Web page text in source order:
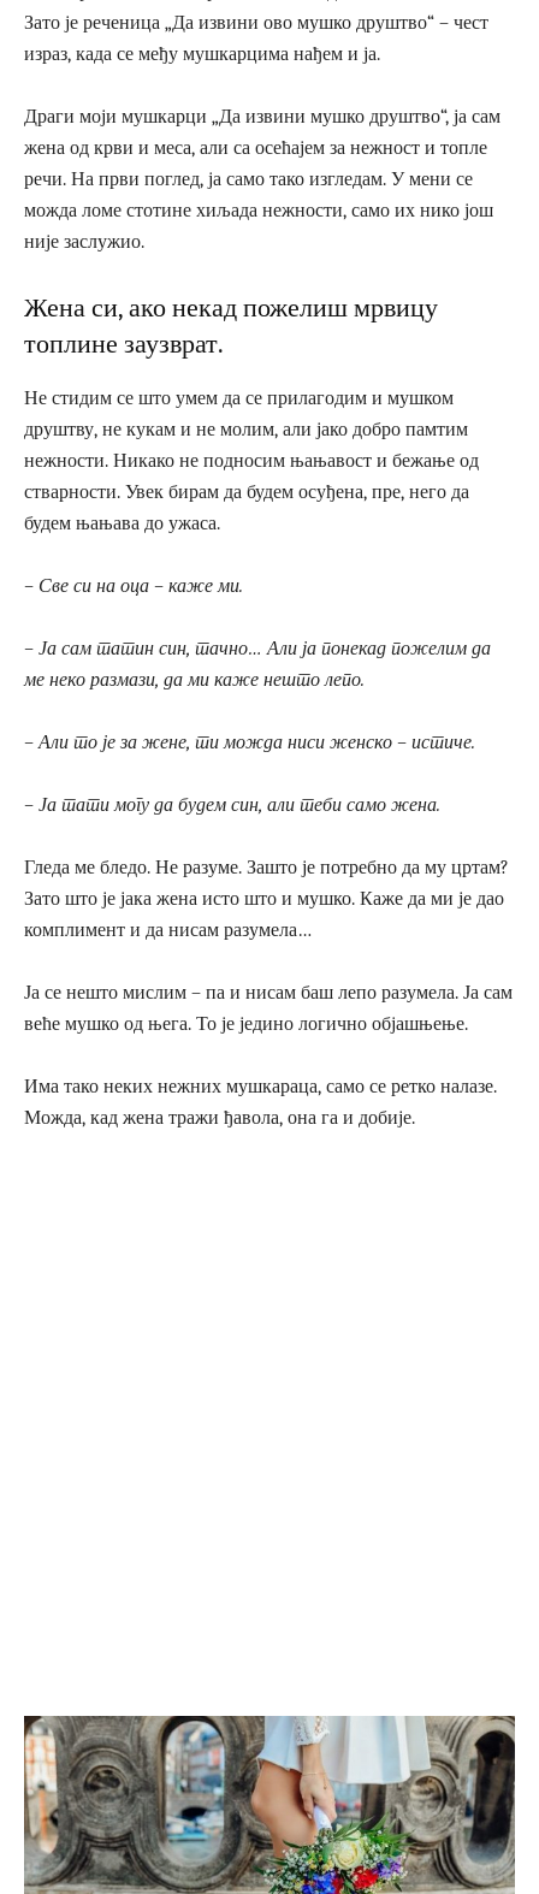
Зато је реченица „Да извини ово мушко друштво“ – чест
израз, када се међу мушкарцима нађем и ја.
Драги моји мушкарци „Да извини мушко друштво“, ја сам
жена од крви и меса, али са осећајем за нежност и топле
речи. На први поглед, ја само тако изгледам. У мени се
можда ломе стотине хиљада нежности, само их нико још
није заслужио.
Жена си, ако некад пожелиш мрвицу
топлине заузврат.
Не стидим се што умем да се прилагодим и мушком
друштву, не кукам и не молим, али јако добро памтим
нежности. Никако не подносим њањавост и бежање од
стварности. Увек бирам да будем осуђена, пре, него да
будем њањава до ужаса.
– Све си на оца – каже ми.
– Ја сам татин син, тачно… Али ја понекад пожелим да
ме неко размази, да ми каже нешто лепо.
– Али то је за жене, ти можда ниси женско – истиче.
– Ја тати могу да будем син, али теби само жена.
Гледа ме бледо. Не разуме. Зашто је потребно да му цртам?
Зато што је јака жена исто што и мушко. Каже да ми је дао
комплимент и да нисам разумела…
Ја се нешто мислим – па и нисам баш лепо разумела. Ја сам
веће мушко од њега. То је једино логично објашњење.
Има тако неких нежних мушкараца, само се ретко налазе.
Можда, кад жена тражи ђавола, она га и добије.